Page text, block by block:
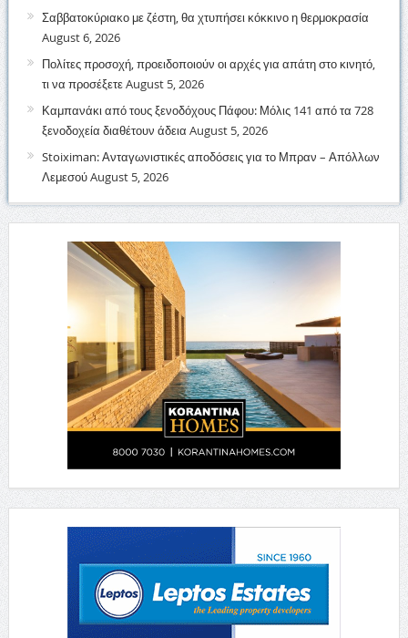
Σαββατοκύριακο με ζέστη, θα χτυπήσει κόκκινο η θερμοκρασία
August 6, 2026
Πολίτες προσοχή, προειδοποιούν οι αρχές για απάτη στο κινητό,
τι να προσέξετεAugust 5, 2026
Καμπανάκι από τους ξενοδόχους Πάφου: Μόλις 141 από τα 728
ξενοδοχεία διαθέτουν άδεια August 5, 2026
Stoiximan: Ανταγωνιστικές αποδόσεις για το Μπραν – Απόλλων
ΛεμεσούAugust 5, 2026